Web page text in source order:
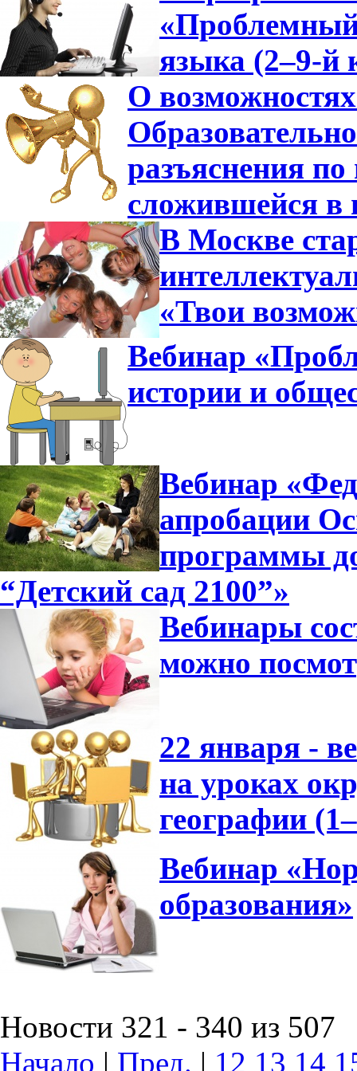
«Проблемный
языка (2–9-й
О
разъяснения по
сложившейся в
В Москве
«Твои
Вебинар
истории и
Вебинар
апробации
программы
“Детский сад 2100”»
Вебинары
можно
22 января -
на уроках
географии
Вебинар
образования»
Новости 321 - 340 из 507
Начало | Пред. | 12 13 14